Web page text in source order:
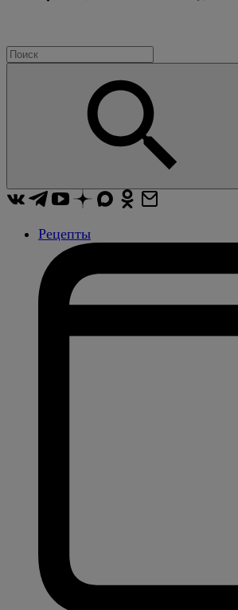
Рецепты